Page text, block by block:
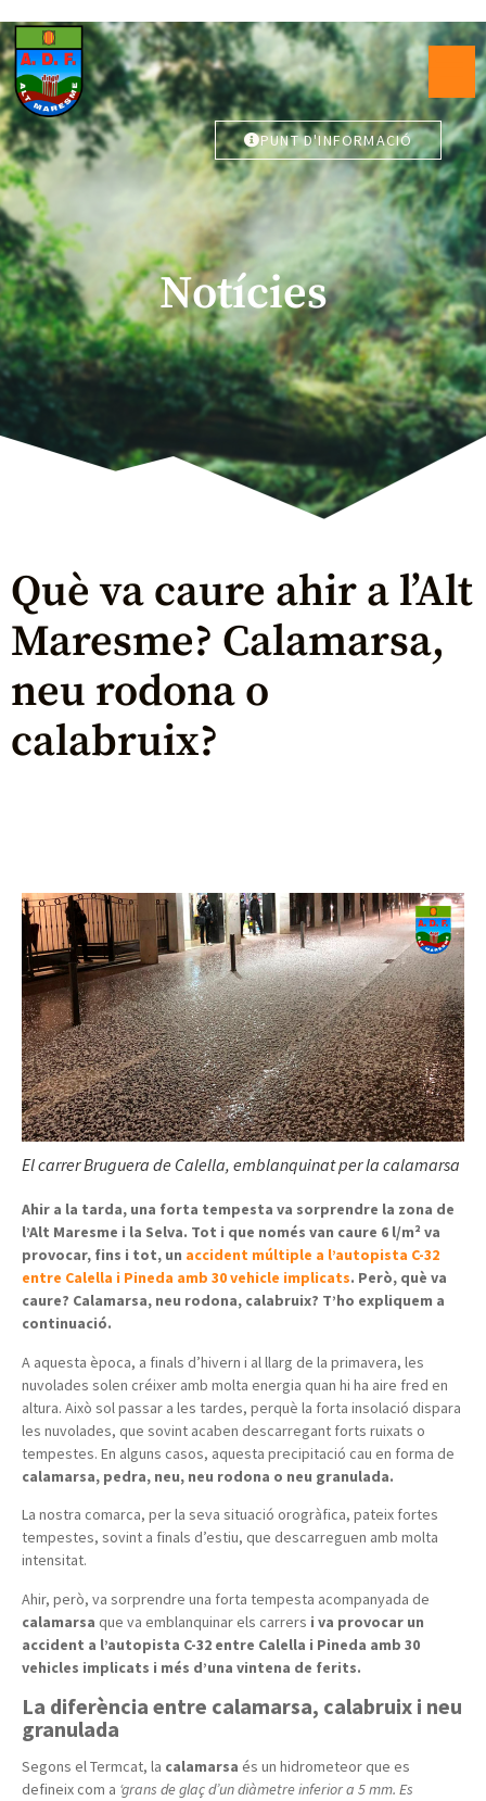
PUNT D'INFORMACIÓ
Notícies
Què va caure ahir a l’Alt
Maresme? Calamarsa,
neu rodona o
calabruix?
El carrer Bruguera de Calella, emblanquinat per la calamarsa
Ahir a la tarda, una forta tempesta va sorprendre la zona de
l’Alt Maresme i la Selva. Tot i que només van caure 6 l/m² va
provocar, fins i tot, un accident múltiple a l’autopista C-32
entre Calella i Pineda amb 30 vehicle implicats. Però, què va
caure? Calamarsa, neu rodona, calabruix? T’ho expliquem a
continuació.
A aquesta època, a finals d’hivern i al llarg de la primavera, les
nuvolades solen créixer amb molta energia quan hi ha aire fred en
altura. Això sol passar a les tardes, perquè la forta insolació dispara
les nuvolades, que sovint acaben descarregant forts ruixats o
tempestes. En alguns casos, aquesta precipitació cau en forma de
calamarsa, pedra, neu, neu rodona o neu granulada.
La nostra comarca, per la seva situació orogràfica, pateix fortes
tempestes, sovint a finals d’estiu, que descarreguen amb molta
intensitat.
Ahir, però, va sorprendre una forta tempesta acompanyada de
calamarsa que va emblanquinar els carrers i va provocar un
accident a l’autopista C-32 entre Calella i Pineda amb 30
vehicles implicats i més d’una vintena de ferits.
La diferència entre calamarsa, calabruix i neu
granulada
Segons el Termcat, la calamarsa és un hidrometeor que es
defineix com a ‘grans de glaç d’un diàmetre inferior a 5 mm. Es